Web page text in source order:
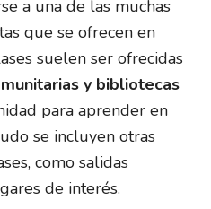
a una de las muchas
que se ofrecen en
suelen ser ofrecidas
y bibliotecas
para aprender en
se incluyen otras
como salidas
de interés.